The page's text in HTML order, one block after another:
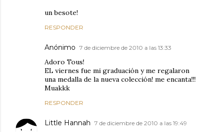
un besote!
RESPONDER
Anónimo 7 de diciembre de 2010 a las 13:33
Adoro Tous!
EL viernes fue mi graduación y me regalaron
una medalla de la nueva colección! me encanta!!!
Muakkk
RESPONDER
Little Hannah 7 de diciembre de 2010 a las 19:49